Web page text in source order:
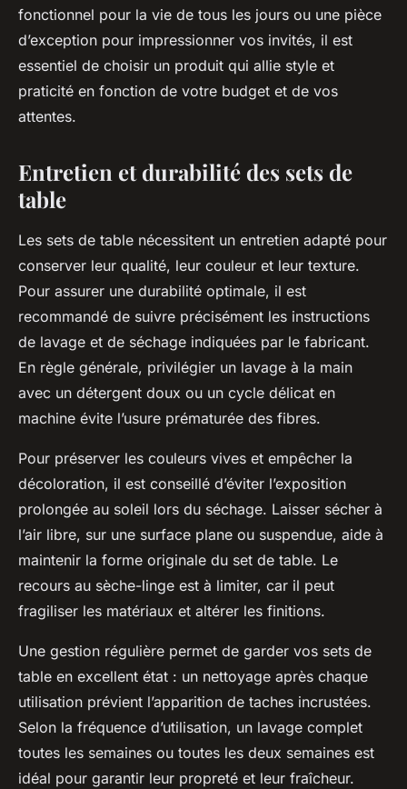
fonctionnel pour la vie de tous les jours ou une pièce
d’exception pour impressionner vos invités, il est
essentiel de choisir un produit qui allie style et
praticité en fonction de votre budget et de vos
attentes.
Entretien et durabilité des sets de
table
Les sets de table nécessitent un entretien adapté pour
conserver leur qualité, leur couleur et leur texture.
Pour assurer une durabilité optimale, il est
recommandé de suivre précisément les instructions
de lavage et de séchage indiquées par le fabricant.
En règle générale, privilégier un lavage à la main
avec un détergent doux ou un cycle délicat en
machine évite l’usure prématurée des fibres.
Pour préserver les couleurs vives et empêcher la
décoloration, il est conseillé d’éviter l’exposition
prolongée au soleil lors du séchage. Laisser sécher à
l’air libre, sur une surface plane ou suspendue, aide à
maintenir la forme originale du set de table. Le
recours au sèche-linge est à limiter, car il peut
fragiliser les matériaux et altérer les finitions.
Une gestion régulière permet de garder vos sets de
table en excellent état : un nettoyage après chaque
utilisation prévient l’apparition de taches incrustées.
Selon la fréquence d’utilisation, un lavage complet
toutes les semaines ou toutes les deux semaines est
idéal pour garantir leur propreté et leur fraîcheur.